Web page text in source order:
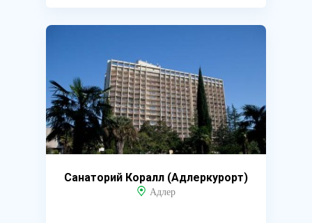
Санаторий Коралл (Адлеркурорт)
Адлер